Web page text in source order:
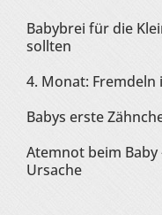
Babybrei für die
sollten
4. Monat: Fremdeln
Babys erste
Atemnot beim
Ursache